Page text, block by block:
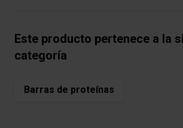
Este producto pertenece a la
categoría
Barras de proteínas